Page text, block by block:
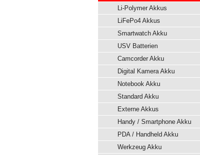
Li-Polymer Akkus
LiFePo4 Akkus
Smartwatch Akku
USV Batterien
Camcorder Akku
Digital Kamera Akku
Notebook Akku
Standard Akku
Externe Akkus
Handy / Smartphone Akku
PDA / Handheld Akku
Werkzeug Akku